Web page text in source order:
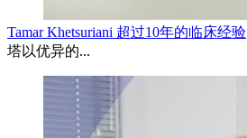
Tamar Khetsuriani 超过10年的临床经验
塔以优异的...